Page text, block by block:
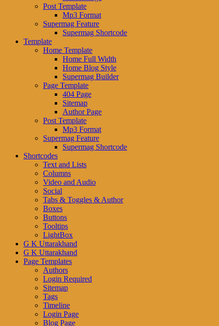
Post Template
Mp3 Format
Supermag Feature
Supermag Shortcode
Template
Home Template
Home Full Width
Home Blog Style
Supermag Builder
Page Template
404 Page
Sitemap
Author Page
Post Template
Mp3 Format
Supermag Feature
Supermag Shortcode
Shortcodes
Text and Lists
Columns
Video and Audio
Social
Tabs & Toggles & Author
Boxes
Buttons
Tooltips
LightBox
G K Uttarakhand
G K Uttarakhand
Page Templates
Authors
Login Required
Sitemap
Tags
Timeline
Login Page
Blog Page